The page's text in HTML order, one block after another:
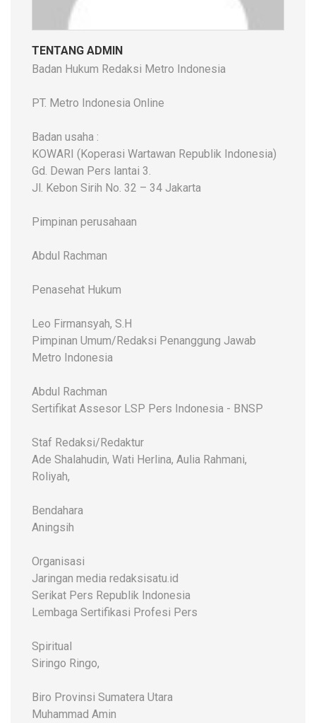
TENTANG ADMIN
Badan Hukum Redaksi Metro Indonesia
PT. Metro Indonesia Online
Badan usaha :
KOWARI (Koperasi Wartawan Republik Indonesia)
Gd. Dewan Pers lantai 3.
Jl. Kebon Sirih No. 32 – 34 Jakarta
Pimpinan perusahaan
Abdul Rachman
Penasehat Hukum
Leo Firmansyah, S.H
Pimpinan Umum/Redaksi Penanggung Jawab
Metro Indonesia
Abdul Rachman
Sertifikat Assesor LSP Pers Indonesia - BNSP
Staf Redaksi/Redaktur
Ade Shalahudin, Wati Herlina, Aulia Rahmani,
Roliyah,
Bendahara
Aningsih
Organisasi
Jaringan media redaksisatu.id
Serikat Pers Republik Indonesia
Lembaga Sertifikasi Profesi Pers
Spiritual
Siringo Ringo,
Biro Provinsi Sumatera Utara
Muhammad Amin